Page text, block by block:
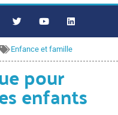
Enfance et famille
pour
enfants